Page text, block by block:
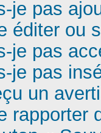
je pas
éditer ou
je pas
je pas
un
rapporter